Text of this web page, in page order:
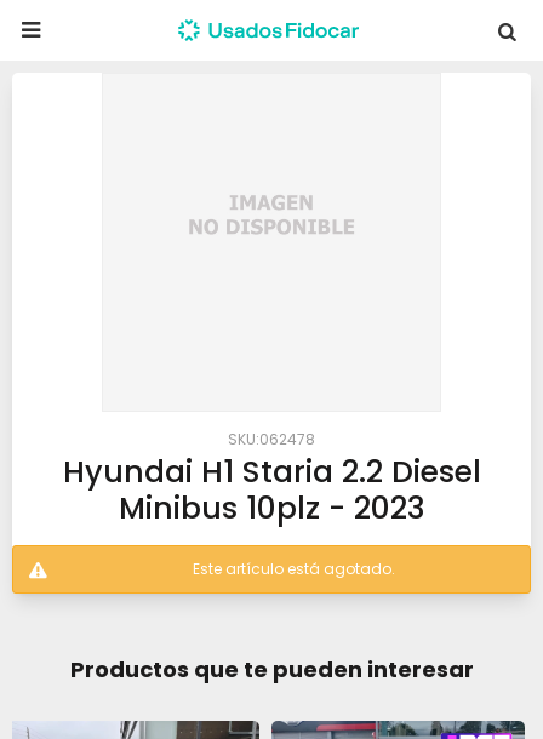

062478
Hyundai H1 Staria 2.2 Diesel
Minibus 10plz - 2023
Este artículo está agotado.
Productos que te pueden interesar